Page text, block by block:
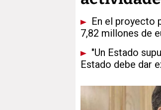
En el proyecto
7,82 millones de
"Un Estado
Estado debe dar